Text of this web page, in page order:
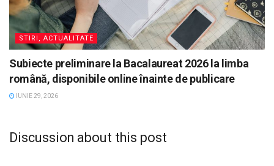
STIRI, ACTUALITATE
Subiecte preliminare la Bacalaureat 2026 la limba
română, disponibile online înainte de publicare
IUNIE 29, 2026
Discussion about this post